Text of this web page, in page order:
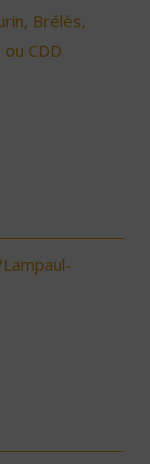
Brélès,
CDD